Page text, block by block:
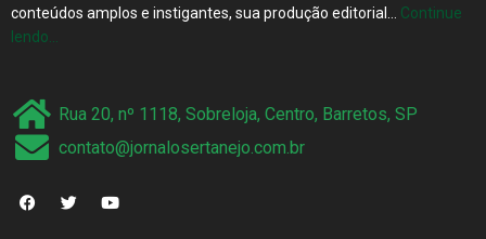
conteúdos amplos e instigantes, sua produção editorial… Continue
lendo…
Rua 20, nº 1118, Sobreloja, Centro, Barretos, SP
contato@jornalosertanejo.com.br